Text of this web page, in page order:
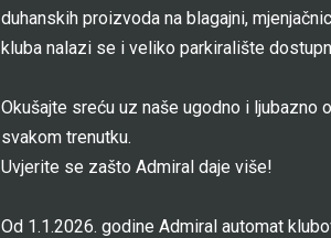
duhanskih proizvoda na blagajni,
kluba nalazi se i veliko parkiralište
Okušajte sreću uz naše ugodno i ljubazno
svakom trenutku.
Uvjerite se zašto Admiral daje više!
Od 1.1.2026. godine Admiral automat